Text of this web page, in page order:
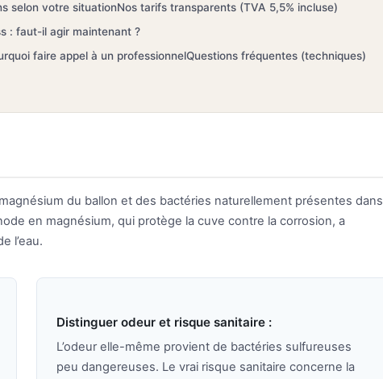
selon votre situationNos tarifs transparents (TVA 5,5% incluse)
: faut-il agir maintenant ?
faire appel à un professionnelQuestions fréquentes (techniques)
du ballon et des bactéries naturellement présentes dans
en magnésium, qui protège la cuve contre la corrosion, a
l’eau.
Distinguer odeur et risque sanitaire :
L’odeur elle-même provient de bactéries sulfureuses
peu dangereuses. Le vrai risque sanitaire concerne la